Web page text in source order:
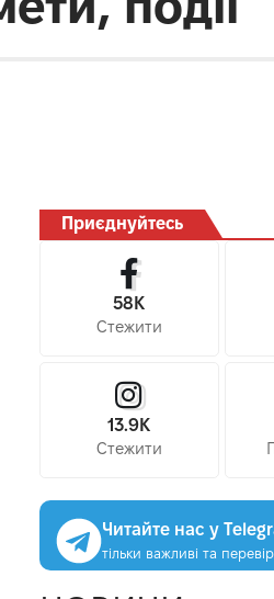
Приєднуйтесь
58K
Стежити
13.9K
Стежити
Читайте нас у
тільки важливі та